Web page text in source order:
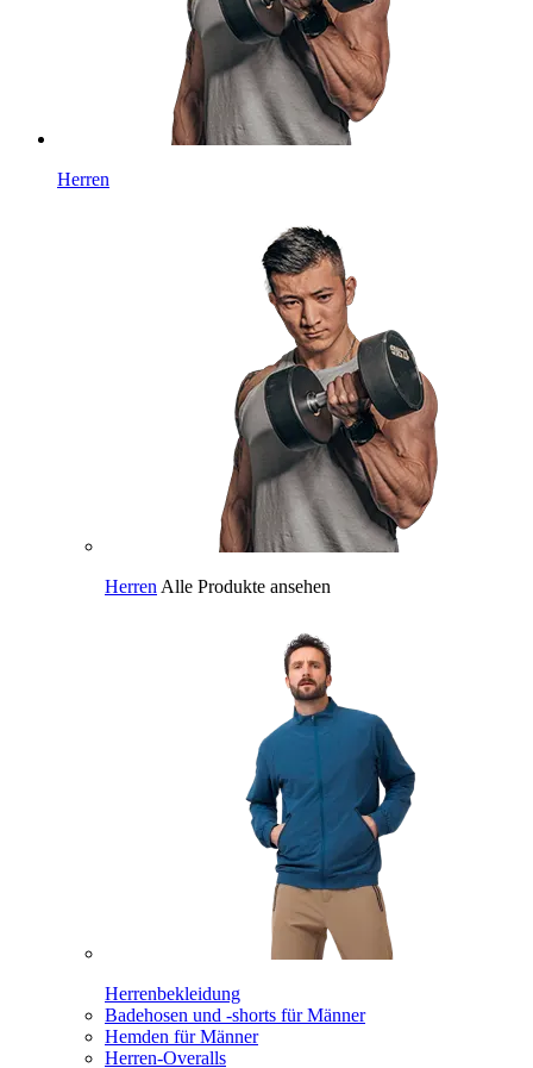
Herren
Herren Alle Produkte ansehen
Herrenbekleidung
Badehosen und -shorts für Männer
Hemden für Männer
Herren-Overalls